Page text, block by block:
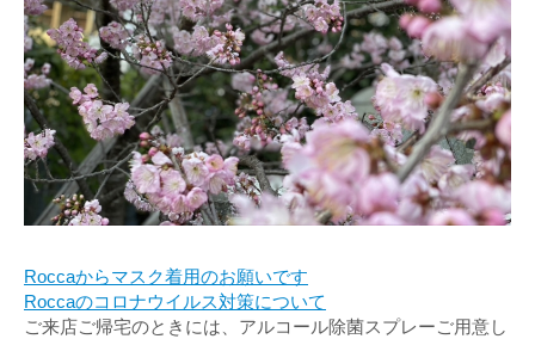
Roccaからマスク着用のお願いです
Roccaのコロナウイルス対策について
ご来店ご帰宅のときには、アルコール除菌スプレーご用意し